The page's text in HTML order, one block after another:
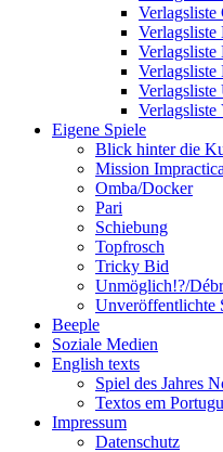
Verlagsliste
Verlagsliste
Verlagsliste
Verlagsliste
Eigene Spiele
Blick hinter die
Mission
Omba/Docker
Pari
Schiebung
Topfrosch
Tricky Bid
Unmöglich!?/
Unveröffentlichte
Beeple
Soziale Medien
English texts
Spiel des Jahres
Textos em
Impressum
Datenschutz